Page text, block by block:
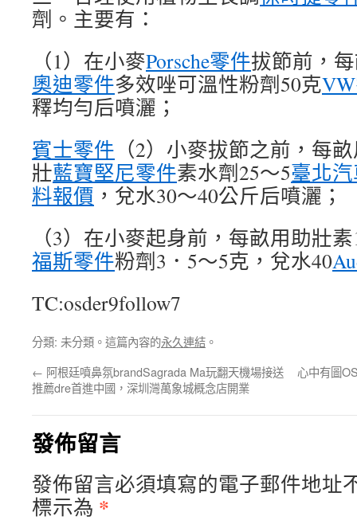
劑。主要有：
（1）在小麥Porsche零件拔節前，
奧迪零件多效唑可溫性粉劑50克
釋均勻后噴灑；
賓士零件 （2）小麥拔節之前，每
壯藍寶堅尼零件素水劑25～5臺北
料報價 ，兌水30～40公斤后噴灑；
（3）在小麥起身前，每畝用助壯
福斯零件粉劑3．5～5克，兌水40
TC:osder9follow7
分類: 未分類。這篇內容的永久連結 。
← 阿根廷噴鼻氛brandSagrada Ma玩翻天機場接送
推薦dre首進中國，深圳灣萬象城概念店開業
心中有圖
發佈留言
發佈留言必須填寫的電子郵件地址
標示為 *